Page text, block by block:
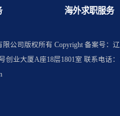
通投递的录取差距有多大？
运营需要什么能力？